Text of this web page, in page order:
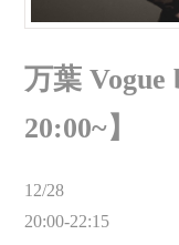
万葉 Vogue
20:00~】
12/28
20:00-22:15